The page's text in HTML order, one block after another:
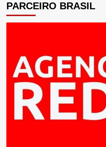
PARCEIRO BRASIL